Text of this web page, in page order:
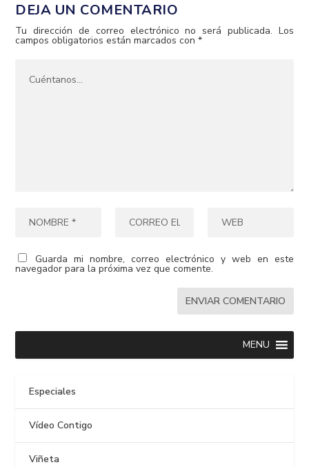
DEJA UN COMENTARIO
Tu dirección de correo electrónico no será publicada. Los
campos obligatorios están marcados con*
Guarda mi nombre, correo electrónico y web en este
navegador para la próxima vez que comente.
MENU
Especiales
Vídeo Contigo
Viñeta